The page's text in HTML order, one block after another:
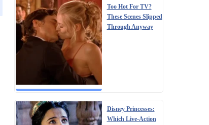
Too Hot For TV?
These Scenes Slipped
Through Anyway
Disney Princesses:
Which Live-Action